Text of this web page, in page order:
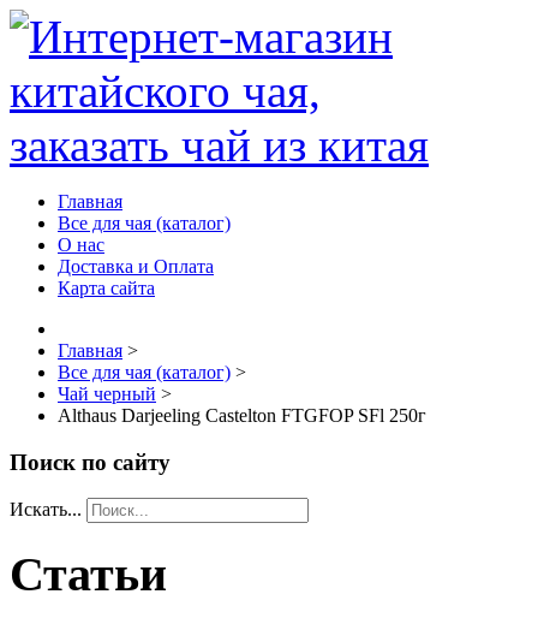
Главная
Все для чая (каталог)
О нас
Доставка и Оплата
Карта сайта
Главная >
Все для чая (каталог) >
Чай черный >
Althaus Darjeeling Castelton FTGFOP SFl 250г
Поиск по сайту
Искать...
Статьи